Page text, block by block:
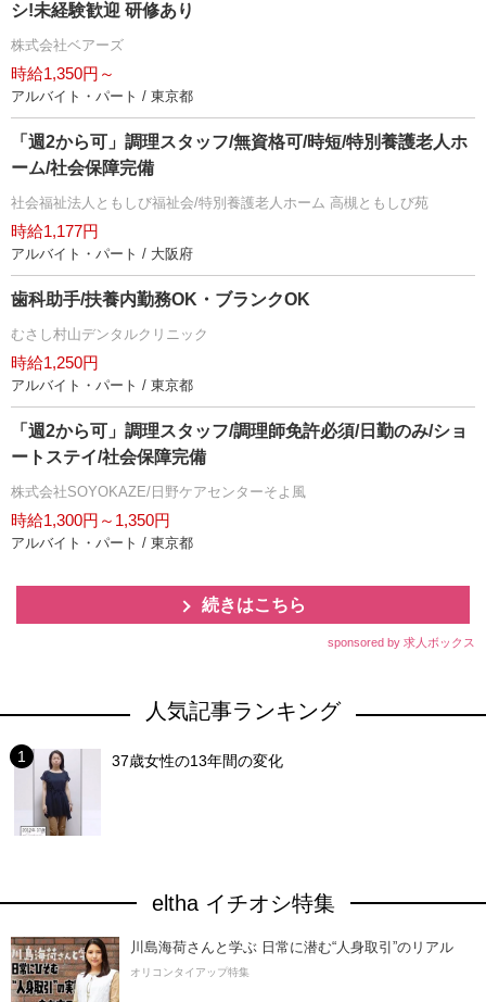
シ!未経験歓迎 研修あり
株式会社ベアーズ
時給1,350円～
アルバイト・パート / 東京都
「週2から可」調理スタッフ/無資格可/時短/特別養護老人ホ
ーム/社会保障完備
社会福祉法人ともしび福祉会/特別養護老人ホーム 高槻ともしび苑
時給1,177円
アルバイト・パート / 大阪府
歯科助手/扶養内勤務OK・ブランクOK
むさし村山デンタルクリニック
時給1,250円
アルバイト・パート / 東京都
「週2から可」調理スタッフ/調理師免許必須/日勤のみ/ショ
ートステイ/社会保障完備
株式会社SOYOKAZE/日野ケアセンターそよ風
時給1,300円～1,350円
アルバイト・パート / 東京都
続きはこちら
sponsored by 求人ボックス
人気記事ランキング
37歳女性の13年間の変化
eltha イチオシ特集
川島海荷さんと学ぶ 日常に潜む“人身取引”のリアル
オリコンタイアップ特集